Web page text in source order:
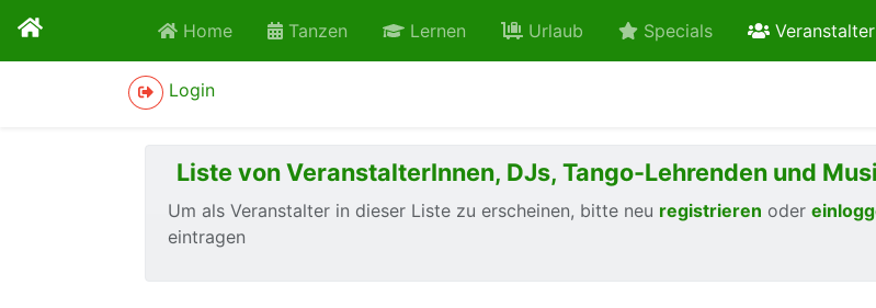
Home Tanzen Lernen Urlaub Specials Veranstalter
Login
Liste von VeranstalterInnen, DJs, Tango-Lehrenden und
Um als Veranstalter in dieser Liste zu erscheinen, bitte neu registrieren oder
eintragen